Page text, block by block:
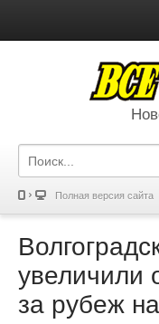
Полная версия сайта
увеличили
за рубеж